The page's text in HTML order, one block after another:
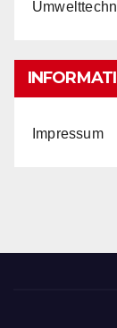
Impressum